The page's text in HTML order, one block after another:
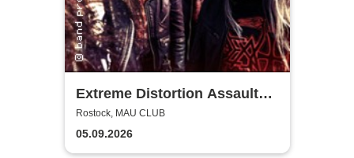
Extreme Distortion Assault
XV
Rostock, MAU CLUB
05.09.2026